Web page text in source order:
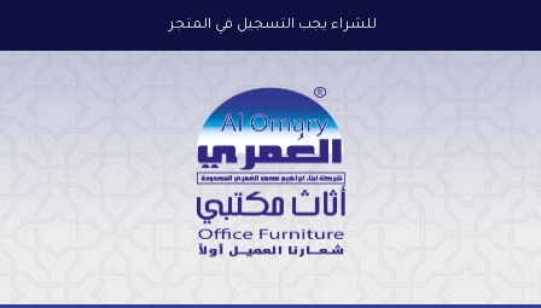
للشراء يجب التسجيل في المتجر